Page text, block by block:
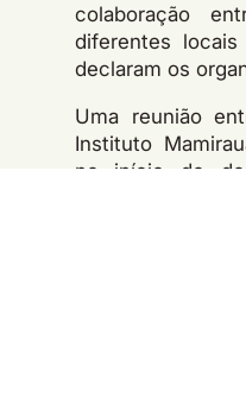
colaboração
diferentes locais
declaram os
Uma reunião
Instituto
no início de